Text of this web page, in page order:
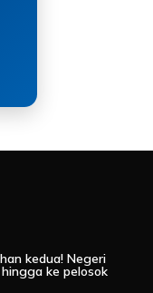
kedua! Negeri
ke pelosok